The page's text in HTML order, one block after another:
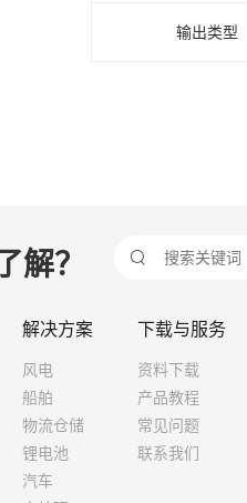
输出类型
解？ 
解决方案
风电
船舶
物流仓储
锂电池
汽车
下载与服务
资料下载
产品教程
常见问题
联系我们